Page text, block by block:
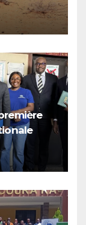
Niño,
de